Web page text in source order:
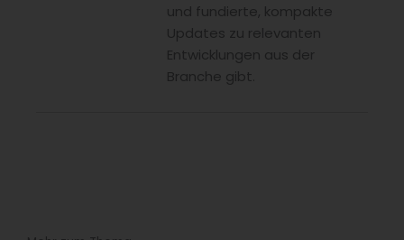
und fundierte, kompakte
Updates zu relevanten
Entwicklungen aus der
Branche gibt.